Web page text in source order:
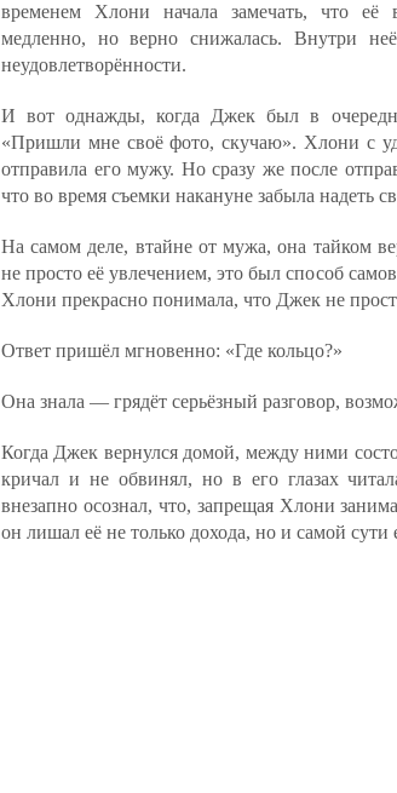
временем Хлони начала замечать, что её
медленно, но верно снижалась. Внутри
неудовлетворённости.
И вот однажды, когда Джек был в
«Пришли мне своё фото, скучаю». Хлони с
отправила его мужу. Но сразу же после
что во время съемки накануне забыла надеть
На самом деле, втайне от мужа, она тайком
не просто её увлечением, это был способ
Хлони прекрасно понимала, что Джек не
Ответ пришёл мгновенно: «Где кольцо?»
Она знала — грядёт серьёзный разговор,
Когда Джек вернулся домой, между ними
кричал и не обвинял, но в его глазах
внезапно осознал, что, запрещая Хлони
он лишал её не только дохода, но и самой сути